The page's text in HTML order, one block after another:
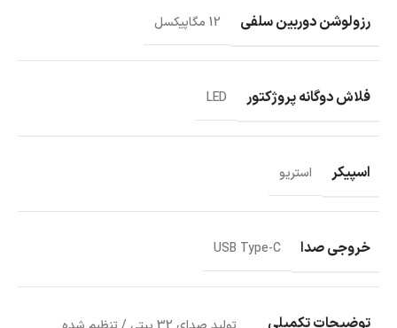
رزولوشن دوربین سلفی 12 مگاپیکسل
فلاش دوگانه‌ پروژکتور LED
اسپیکر استریو
خروجی صدا USB Type-C
توضیحات تکمیلی